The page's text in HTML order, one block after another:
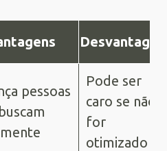
pessoas
Pode ser
caro se não
for
otimizado